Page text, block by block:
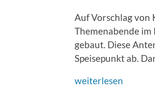
Auf Vorschlag von
Themenabende
gebaut. Diese
Speisepunkt ab.
weiterlesen